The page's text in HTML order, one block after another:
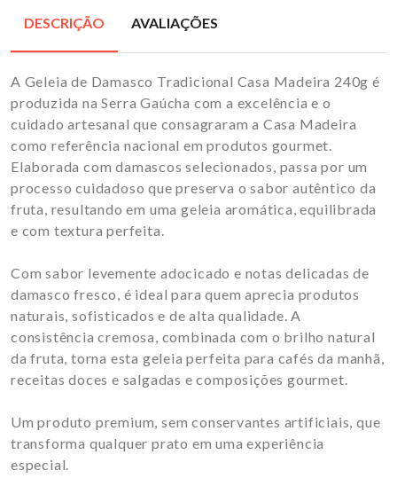
DESCRIÇÃO AVALIAÇÕES
A Geleia de Damasco Tradicional Casa Madeira 240g é
produzida na Serra Gaúcha com a excelência e o
cuidado artesanal que consagraram a Casa Madeira
como referência nacional em produtos gourmet.
Elaborada com damascos selecionados, passa por um
processo cuidadoso que preserva o sabor autêntico da
fruta, resultando em uma geleia aromática, equilibrada
e com textura perfeita.
Com sabor levemente adocicado e notas delicadas de
damasco fresco, é ideal para quem aprecia produtos
naturais, sofisticados e de alta qualidade. A
consistência cremosa, combinada com o brilho natural
da fruta, torna esta geleia perfeita para cafés da manhã,
receitas doces e salgadas e composições gourmet.
Um produto premium, sem conservantes artificiais, que
transforma qualquer prato em uma experiência
especial.